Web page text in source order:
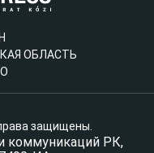
ОБЛАСТЬ
защищены.
коммуникаций РК,